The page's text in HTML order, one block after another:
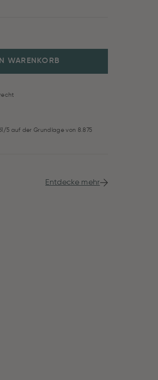
WARENKORB
5 auf der Grundlage von 8.875
Entdecke mehr